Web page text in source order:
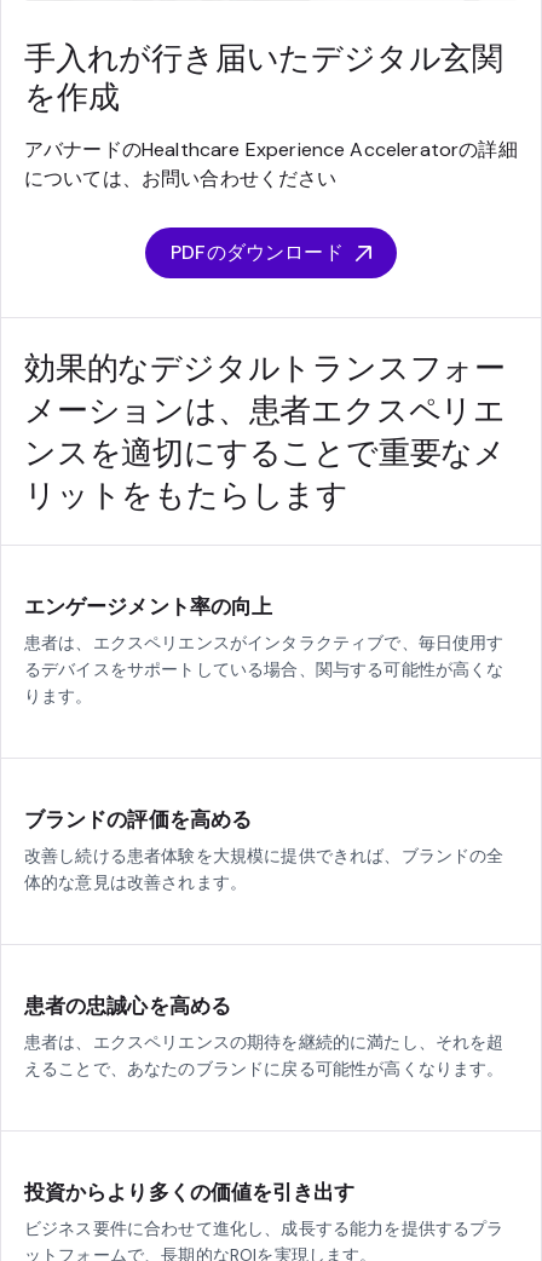
手入れが行き届いたデジタル玄関
を作成
アバナードのHealthcare Experience Acceleratorの詳細
については、お問い合わせください
PDFのダウンロード
効果的なデジタルトランスフォー
メーションは、患者エクスペリエ
ンスを適切にすることで重要なメ
リットをもたらします
エンゲージメント率の向上
患者は、エクスペリエンスがインタラクティブで、毎日使用す
るデバイスをサポートしている場合、関与する可能性が高くな
ります。
ブランドの評価を高める
改善し続ける患者体験を大規模に提供できれば、ブランドの全
体的な意見は改善されます。
患者の忠誠心を高める
患者は、エクスペリエンスの期待を継続的に満たし、それを超
えることで、あなたのブランドに戻る可能性が高くなります。
投資からより多くの価値を引き出す
ビジネス要件に合わせて進化し、成長する能力を提供するプラ
ットフォームで、長期的なROIを実現します。